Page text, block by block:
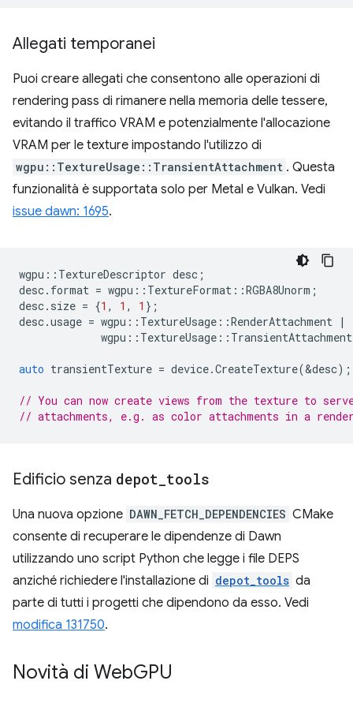
Allegati temporanei
Puoi creare allegati che consentono alle operazioni di
rendering pass di rimanere nella memoria delle tessere,
evitando il traffico VRAM e potenzialmente l'allocazione
VRAM per le texture impostando l'utilizzo di
wgpu::TextureUsage::TransientAttachment . Questa
funzionalità è supportata solo per Metal e Vulkan. Vedi
issue dawn: 1695.
wgpu :: TextureDescriptor desc ;
desc. format = wgpu :: TextureFormat ::RGBA8Unorm ;
desc. size = {1 , 1 , 1 };
desc.usage = wgpu :: TextureUsage ::RenderAttachment
|
wgpu :: TextureUsage :: TransientAttachment
auto transientTexture = device.CreateTexture(&desc);
// You can now create views from the texture to
// attachments, e.g. as color attachments in a
Edificio senza depot tools
Una nuova opzione DAWN_FETCH_DEPENDENCIES CMake
consente di recuperare le dipendenze di Dawn
utilizzando uno script Python che legge i file DEPS
anziché richiedere l'installazione di depot_tools da
parte di tutti i progetti che dipendono da esso. Vedi
modifica 131750.
Novità di WebGPU